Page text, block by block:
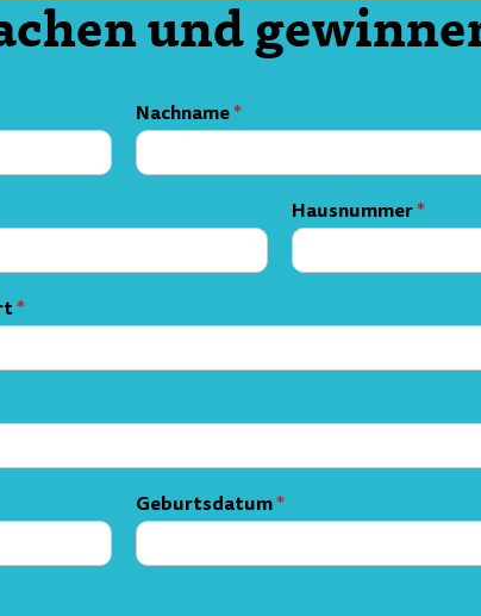
und
Nachname*
Hausnummer*
*
Geburtsdatum*